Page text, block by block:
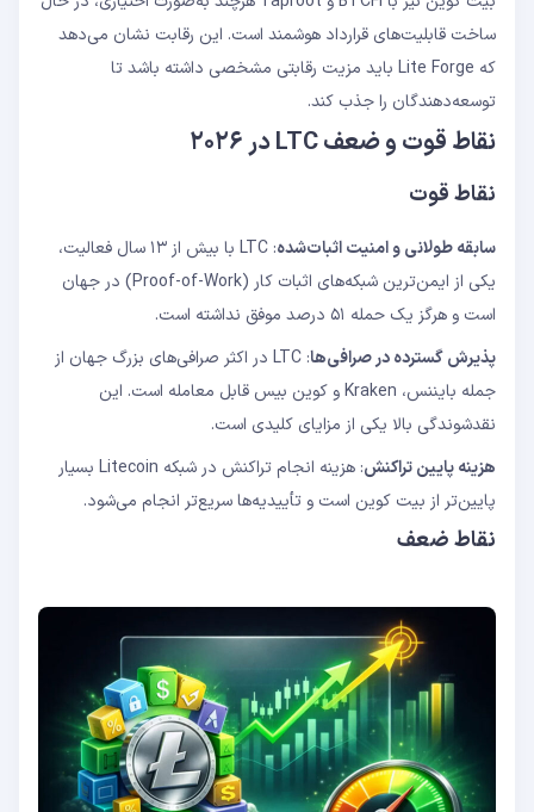
ساخت قابلیت‌های قرارداد هوشمند است. این رقابت نشان می‌دهد
که Lite Forge باید مزیت رقابتی مشخصی داشته باشد تا
توسعه‌دهندگان را جذب کند.
نقاط قوت و ضعف LTC در ۲۰۲۶
نقاط قوت
سابقه طولانی و امنیت اثبات‌شده
: LTC با بیش از ۱۳ سال فعالیت،
یکی از ایمن‌ترین شبکه‌های اثبات کار (Proof-of-Work) در جهان
است و هرگز یک حمله ۵۱ درصد موفق نداشته است.
پذیرش گسترده در صرافی‌ها
: LTC در اکثر صرافی‌های بزرگ جهان از
جمله بایننس، Kraken و کوین بیس قابل معامله است. این
نقدشوندگی بالا یکی از مزایای کلیدی است.
هزینه پایین تراکنش
: هزینه انجام تراکنش در شبکه Litecoin بسیار
پایین‌تر از بیت کوین است و تأییدیه‌ها سریع‌تر انجام می‌شود.
نقاط ضعف